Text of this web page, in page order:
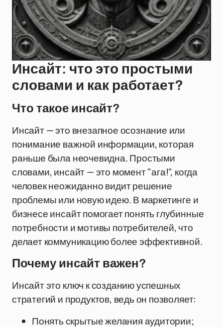
Инсайт: что это простыми
словами и как работает?
Что такое инсайт?
Инсайт — это внезапное осознание или
понимание важной информации, которая
раньше была неочевидна. Простыми
словами, инсайт — это момент "ага!", когда
человек неожиданно видит решение
проблемы или новую идею. В маркетинге и
бизнесе инсайт помогает понять глубинные
потребности и мотивы потребителей, что
делает коммуникацию более эффективной.
Почему инсайт важен?
Инсайт это ключ к созданию успешных
стратегий и продуктов, ведь он позволяет:
Понять скрытые желания аудитории;